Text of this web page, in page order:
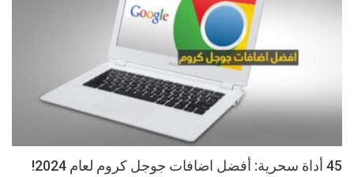
45 أداة سحرية: أفضل اضافات جوجل كروم لعام 2024!